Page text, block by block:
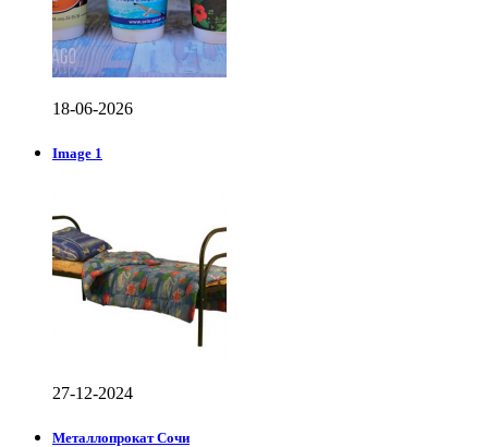
18-06-2026
Image 1
27-12-2024
Металлопрокат Сочи